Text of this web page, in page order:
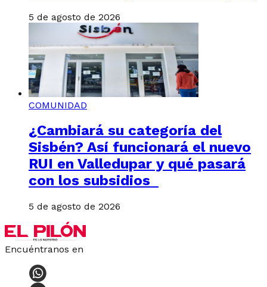
5 de agosto de 2026
COMUNIDAD
¿Cambiará su categoría del
Sisbén? Así funcionará el nuevo
RUI en Valledupar y qué pasará
con los subsidios
5 de agosto de 2026
Encuéntranos en